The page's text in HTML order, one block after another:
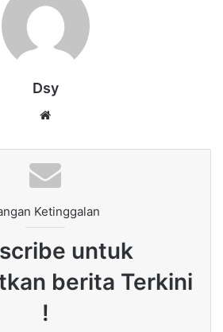
Dsy
Ketinggalan
untuk
berita Terkini
!